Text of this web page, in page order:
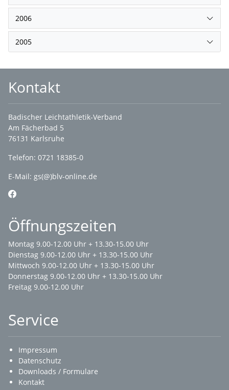
2006
2005
Kontakt
Badischer Leichtathletik-Verband
Am Fächerbad 5
76131 Karlsruhe
Telefon: 0721 18385-0
E-Mail: gs(@)blv-online.de
Öffnungszeiten
Montag 9.00-12.00 Uhr + 13.30-15.00 Uhr
Dienstag 9.00-12.00 Uhr + 13.30-15.00 Uhr
Mittwoch 9.00-12.00 Uhr + 13.30-15.00 Uhr
Donnerstag 9.00-12.00 Uhr + 13.30-15.00 Uhr
Freitag 9.00-12.00 Uhr
Service
Impressum
Datenschutz
Downloads / Formulare
Kontakt